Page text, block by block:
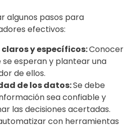
algunos pasos para
efectivos:
y específicos:Conocer
se esperan y plantear una
de ellos.
de los datos:Se debe
sea confiable y
las decisiones acertadas.
con herramientas